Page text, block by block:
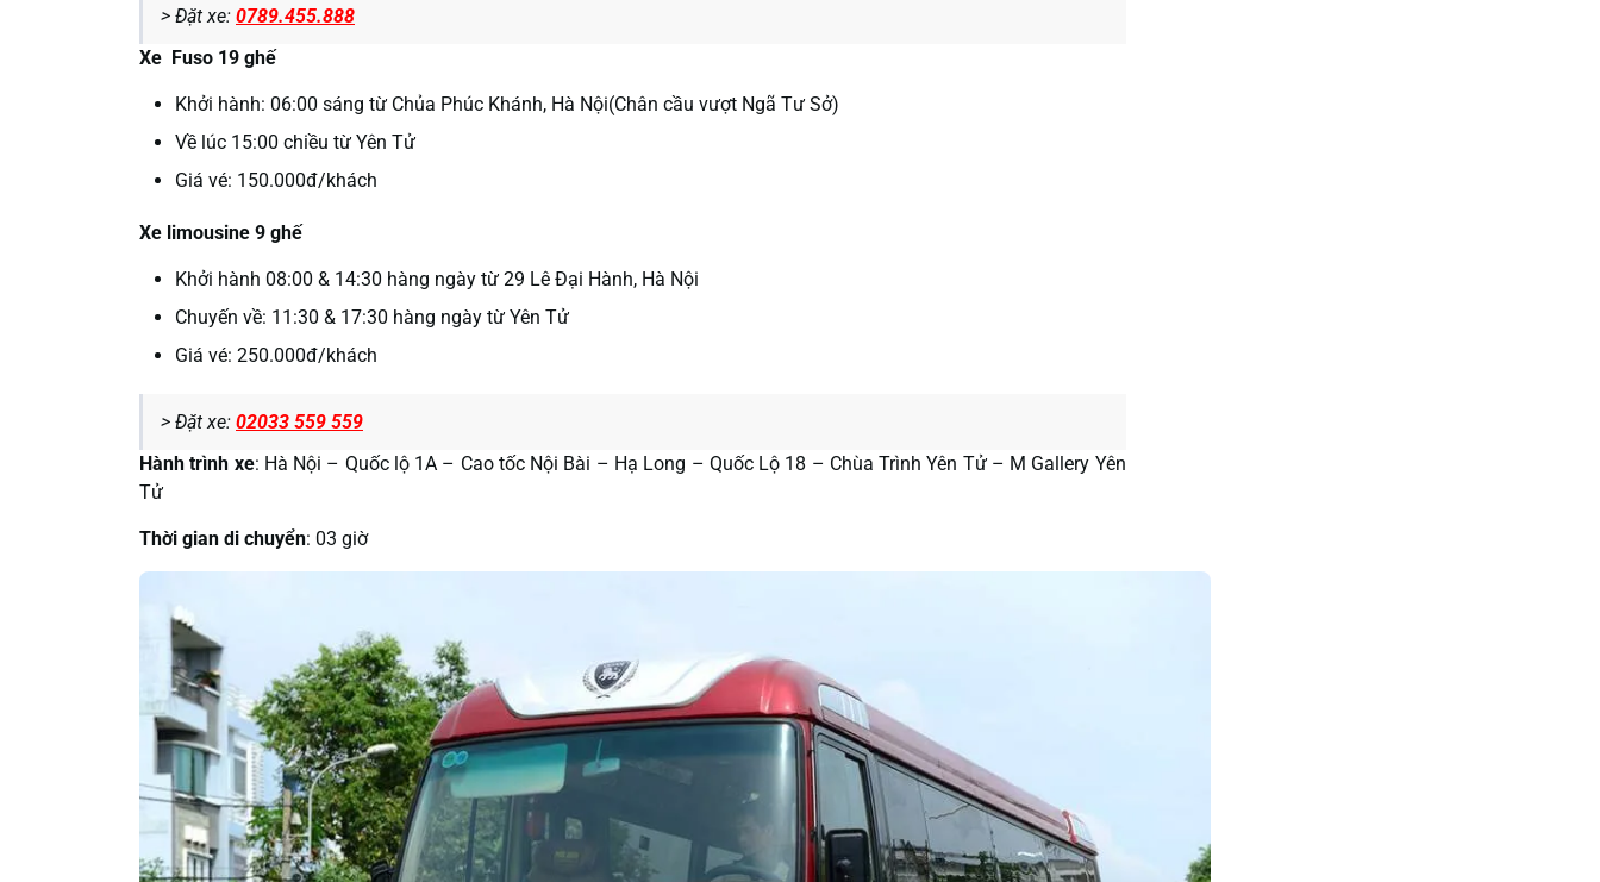
> Đặt xe: 0789.455.888
Xe Fuso 19 ghế
Khởi hành: 06:00 sáng từ Chủa Phúc Khánh, Hà Nội(Chân cầu vượt Ngã Tư Sở)
Về lúc 15:00 chiều từ Yên Tử
Giá vé: 150.000đ/khách
Xe limousine 9 ghế
Khởi hành 08:00 & 14:30 hàng ngày từ 29 Lê Đại Hành, Hà Nội
Chuyến về: 11:30 & 17:30 hàng ngày từ Yên Tử
Giá vé: 250.000đ/khách
> Đặt xe: 02033 559 559
Hành trình xe: Hà Nội – Quốc lộ 1A – Cao tốc Nội Bài – Hạ Long – Quốc Lộ 18 – Chùa Trình Yên Tử – M Gallery Yên
Tử
Thời gian di chuyển: 03 giờ